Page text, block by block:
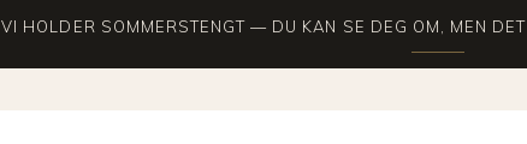
VI HOLDER SOMMERSTENGT — DU KAN SE DEG OM, MEN